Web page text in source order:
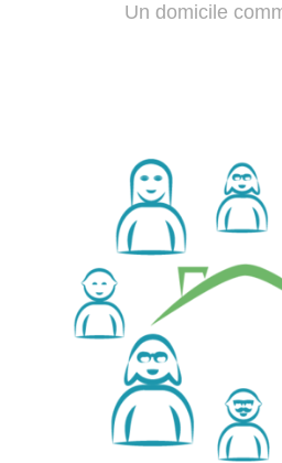
Un domicile